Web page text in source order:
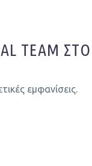
TEAM ΣΤΟ
εμφανίσεις.